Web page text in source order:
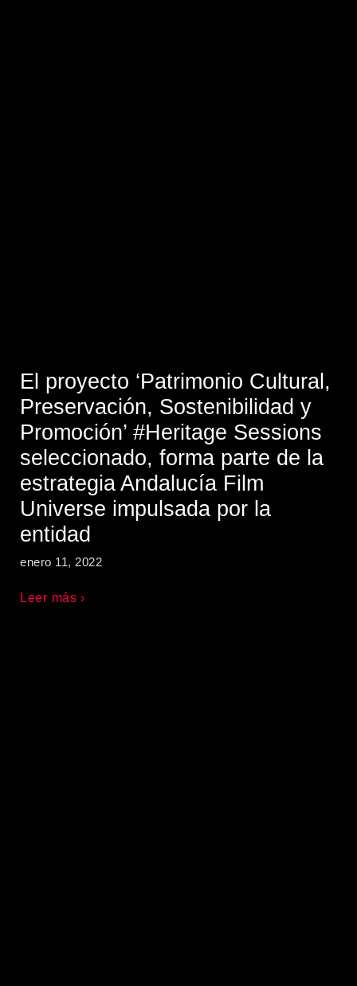
El proyecto ‘Patrimonio Cultural,
Preservación, Sostenibilidad y
Promoción’ #Heritage Sessions
seleccionado, forma parte de la
estrategia Andalucía Film
Universe impulsada por la
entidad
enero 11, 2022
Leer más ›